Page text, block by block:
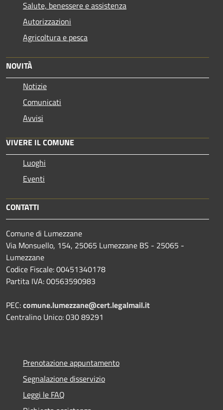
Salute, benessere e assistenza
Autorizzazioni
Agricoltura e pesca
NOVITÀ
Notizie
Comunicati
Avvisi
VIVERE IL COMUNE
Luoghi
Eventi
CONTATTI
Comune di Lumezzane
Via Monsuello, 154, 25065 Lumezzane BS - 25065 -
Lumezzane
Codice Fiscale: 00451340178
Partita IVA: 00563590983
PEC:comune.lumezzane@cert.legalmail.it
Centralino Unico: 030 89291
Prenotazione appuntamento
Segnalazione disservizio
Leggi le FAQ